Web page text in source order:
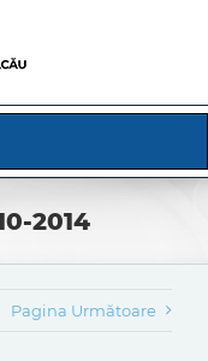
2014
Pagina Următoare